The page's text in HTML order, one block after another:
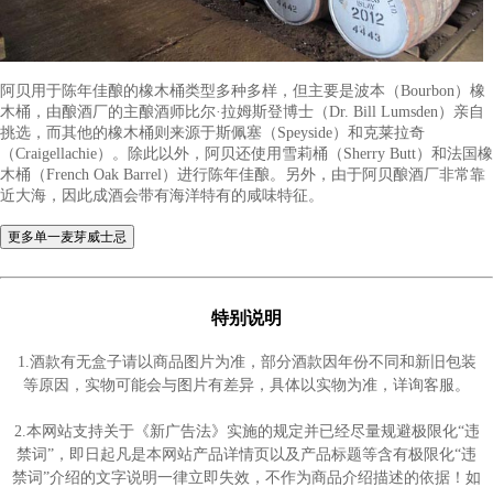
进行两次蒸馏。首先，酒醪会在初馏机（Wash Still）中蒸馏出酒
24%的低度酒，随后这些低度酒会在再馏机（Spirit Still）中继续
蒸馏冷却后得到的液体会被分为头液、中心液和尾液，只有中心
装入橡木桶中进行陈年佳酿，这个阶段结束后所得到的液体酒精
76%，酒液的质量也得到了非常大的提高。在再馏机的蒸汽导臂
度，不会被浓重的泥煤味所主导。
特别说明
1.酒款有无盒子请以商品图片为准，部分酒款因年份不同和新旧包装
等原因，实物可能会与图片有差异，具体以实物为准，详询客服。
2.本网站支持关于《新广告法》实施的规定并已经尽量规避极限化“违
禁词”，即日起凡是本网站产品详情页以及产品标题等含有极限化“违
禁词”介绍的文字说明一律立即失效，不作为商品介绍描述的依据！如